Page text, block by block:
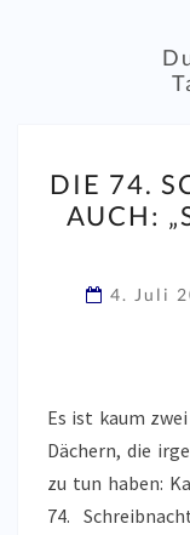
DIE 74.
AUCH:
4. Juli
Es ist kaum
Dächern, die
zu tun haben:
74.